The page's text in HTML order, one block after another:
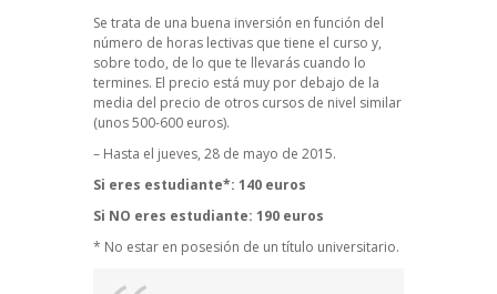
Se trata de una buena inversión en función del
número de horas lectivas que tiene el curso y,
sobre todo, de lo que te llevarás cuando lo
termines. El precio está muy por debajo de la
media del precio de otros cursos de nivel similar
(unos 500-600 euros).
– Hasta el jueves, 28 de mayo de 2015.
Si eres estudiante*: 140 euros
Si NO eres estudiante: 190 euros
* No estar en posesión de un título universitario.